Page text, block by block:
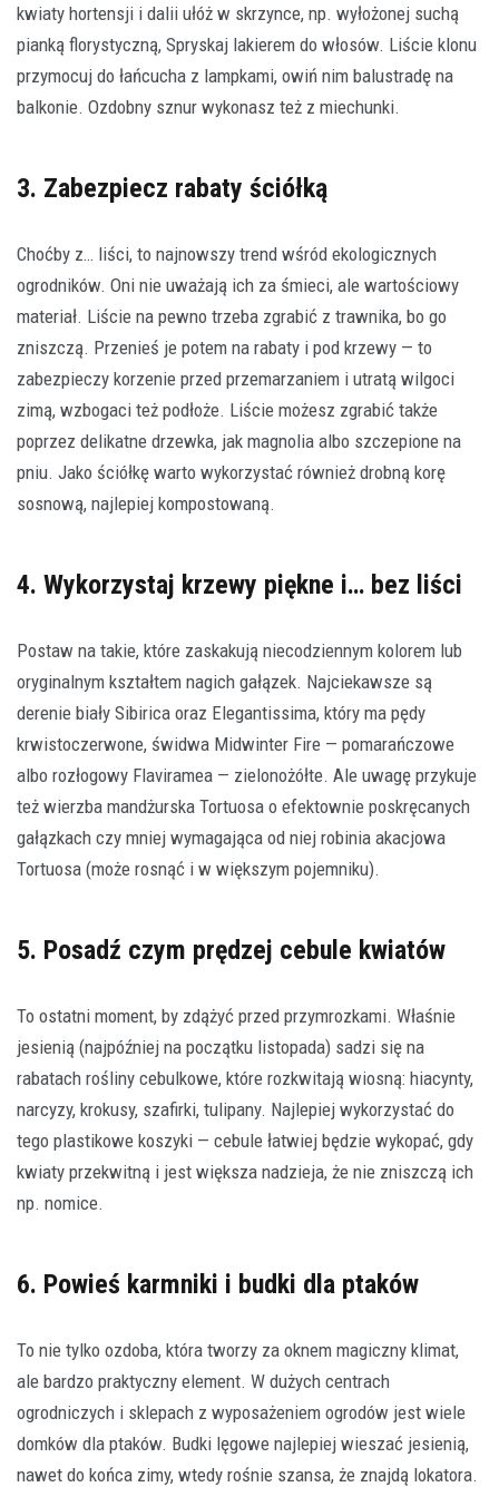
kwiaty hortensji i dalii ułóż w skrzynce, np. wyłożonej suchą
pianką florystyczną, Spryskaj lakierem do włosów. Liście klonu
przymocuj do łańcucha z lampkami, owiń nim balustradę na
balkonie. Ozdobny sznur wykonasz też z miechunki.
3. Zabezpiecz rabaty ściółką
Choćby z… liści, to najnowszy trend wśród ekologicznych
ogrodników. Oni nie uważają ich za śmieci, ale wartościowy
materiał. Liście na pewno trzeba zgrabić z trawnika, bo go
zniszczą. Przenieś je potem na rabaty i pod krzewy — to
zabezpieczy korzenie przed przemarzaniem i utratą wilgoci
zimą, wzbogaci też podłoże. Liście możesz zgrabić także
poprzez delikatne drzewka, jak magnolia albo szczepione na
pniu. Jako ściółkę warto wykorzystać również drobną korę
sosnową, najlepiej kompostowaną.
4. Wykorzystaj krzewy piękne i… bez liści
Postaw na takie, które zaskakują niecodziennym kolorem lub
oryginalnym kształtem nagich gałązek. Najciekawsze są
derenie biały Sibirica oraz Elegantissima, który ma pędy
krwistoczerwone, świdwa Midwinter Fire — pomarańczowe
albo rozłogowy Flaviramea — zielonożółte. Ale uwagę przykuje
też wierzba mandżurska Tortuosa o efektownie poskręcanych
gałązkach czy mniej wymagająca od niej robinia akacjowa
Tortuosa (może rosnąć i w większym pojemniku).
5. Posadź czym prędzej cebule kwiatów
To ostatni moment, by zdążyć przed przymrozkami. Właśnie
jesienią (najpóźniej na początku listopada) sadzi się na
rabatach rośliny cebulkowe, które rozkwitają wiosną: hiacynty,
narcyzy, krokusy, szafirki, tulipany. Najlepiej wykorzystać do
tego plastikowe koszyki — cebule łatwiej będzie wykopać, gdy
kwiaty przekwitną i jest większa nadzieja, że nie zniszczą ich
np. nomice.
6. Powieś karmniki i budki dla ptaków
To nie tylko ozdoba, która tworzy za oknem magiczny klimat,
ale bardzo praktyczny element. W dużych centrach
ogrodniczych i sklepach z wyposażeniem ogrodów jest wiele
domków dla ptaków. Budki lęgowe najlepiej wieszać jesienią,
nawet do końca zimy, wtedy rośnie szansa, że znajdą lokatora.